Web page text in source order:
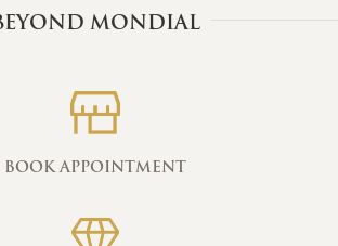
MONDIAL
BOOK APPOINTMENT